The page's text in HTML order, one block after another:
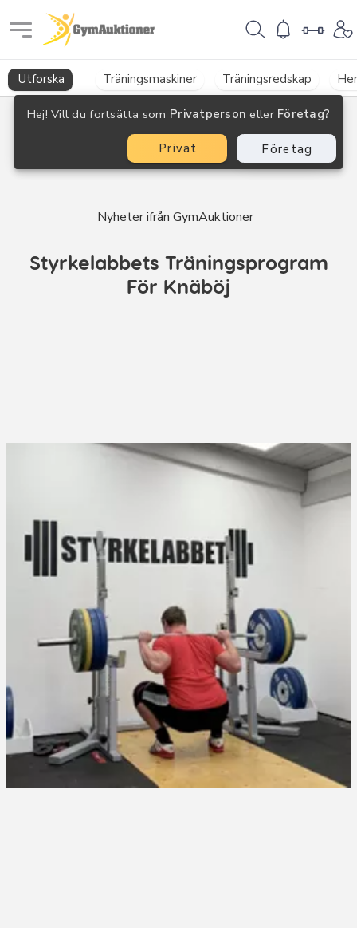
GymAuktioner
Hej! Vill du fortsätta som Privatperson eller Företag?
Privat Företag
Utforska Träningsmaskiner Träningsredskap
Nyheter ifrån GymAuktioner
Styrkelabbets Träningsprogram
För Knäböj
Styrkelabbets Träningsprogram För Knäböj - Knäböj-